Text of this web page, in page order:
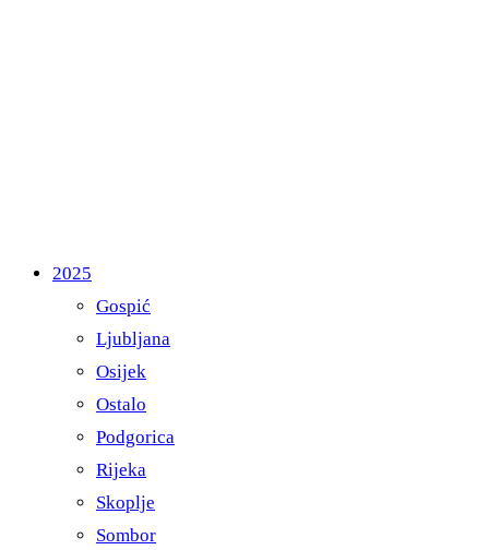
2025
Gospić
Ljubljana
Osijek
Ostalo
Podgorica
Rijeka
Skoplje
Sombor